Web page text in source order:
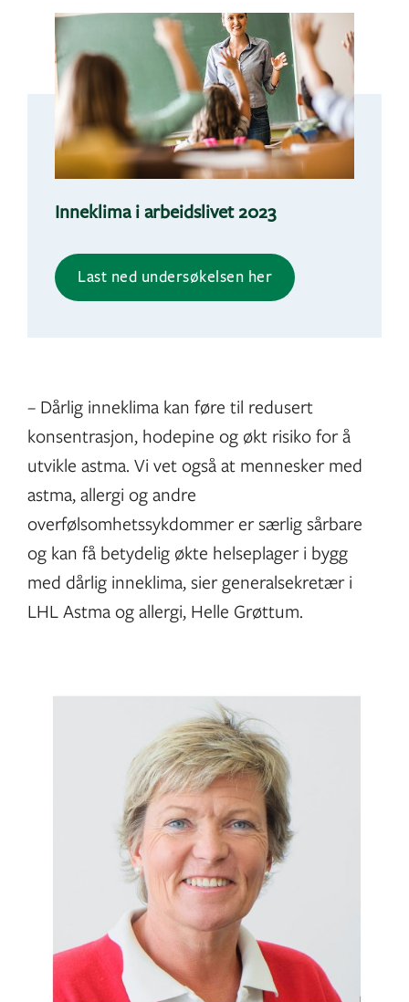
Inneklima i arbeidslivet 2023
Last ned undersøkelsen her
– Dårlig inneklima kan føre til redusert
konsentrasjon, hodepine og økt risiko for å
utvikle astma. Vi vet også at mennesker med
astma, allergi og andre
overfølsomhetssykdommer er særlig sårbare
og kan få betydelig økte helseplager i bygg
med dårlig inneklima, sier generalsekretær i
LHL Astma og allergi, Helle Grøttum.